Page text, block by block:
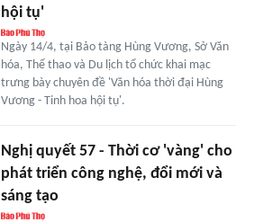
hội tụ'
Ngày 14/4, tại Bảo tàng Hùng Vương, Sở Văn
hóa, Thể thao và Du lịch tổ chức khai mạc
trưng bày chuyên đề 'Văn hóa thời đại Hùng
Vương - Tinh hoa hội tụ'.
Nghị quyết 57 - Thời cơ 'vàng' cho
phát triển công nghệ, đổi mới và
sáng tạo